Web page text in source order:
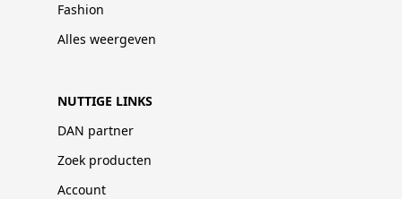
Fashion
Alles weergeven
NUTTIGE LINKS
DAN partner
Zoek producten
Account